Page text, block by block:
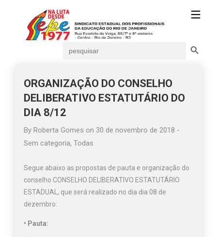
for:
ORGANIZAÇÃO DO CONSELHO
DELIBERATIVO ESTATUTÁRIO DO
DIA 8/12
ByRoberta Gomes on 30 de novembro de 2018 -
Sem categoria,Todas
Segue abaixo as propostas de pauta e organização do
conselho CONSELHO DELIBERATIVO ESTATUTÁRIO
ESTADUAL, que será realizado no dia dia 08 de
dezembro:
• Pauta: